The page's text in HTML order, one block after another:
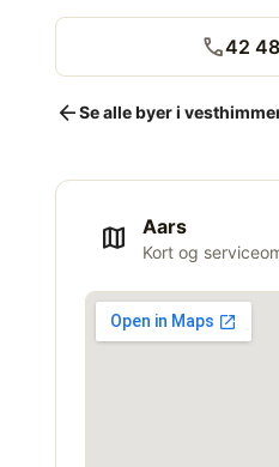
call42
arrow_backSe alle byer i
map Aars
Kort og